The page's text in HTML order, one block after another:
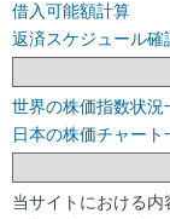
借入可能額計算
返済スケジュール確
世界の株価指数状況
日本の株価チャート
当サイトにおける